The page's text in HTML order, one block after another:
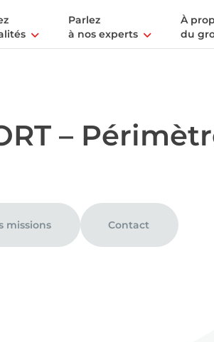
Parlez
à nos experts
À
du
–
missions Contact